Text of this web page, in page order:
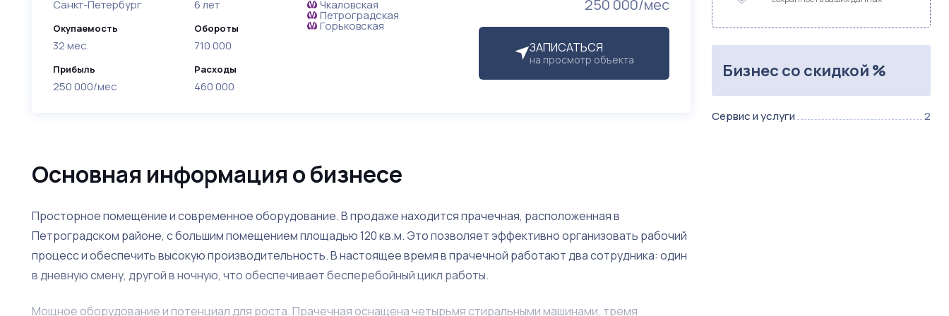
250 000/мес
ЗАПИСАТЬСЯ
на просмотр объекта
Санкт-Петербург
Окупаемость
32 мес.
Прибыль
250 000/мес
6 лет
Обороты
710 000
Расходы
460 000
Чкаловская
Петроградская
Горьковская
Основная информация о бизнесе
Просторное помещение и современное оборудование. В продаже находится прачечная, расположенная в
Петроградском районе, с большим помещением площадью 120 кв.м. Это позволяет эффективно организовать рабочий
процесс и обеспечить высокую производительность. В настоящее время в прачечной работают два сотрудника: один
в дневную смену, другой в ночную, что обеспечивает бесперебойный цикл работы.
Мощное оборудование и потенциал для роста. Прачечная оснащена четырьмя стиральными машинами, тремя
Бизнес со скидкой %
Сервис и услуги 2